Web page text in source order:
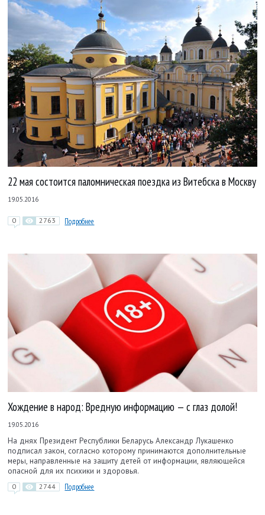
22 мая состоится паломническая поездка из Витебска в Москву
19.05.2016
0 2763 Подробнее
Хождение в народ: Вредную информацию — с глаз долой!
19.05.2016
На днях Президент Республики Беларусь Александр Лукашенко
подписал закон, согласно которому принимаются дополнительные
меры, направленные на защиту детей от информации, являющейся
опасной для их психики и здоровья.
0 2744 Подробнее